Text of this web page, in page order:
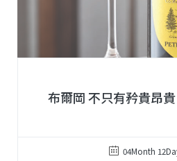
布爾岡 不只有矜貴昂
04Month